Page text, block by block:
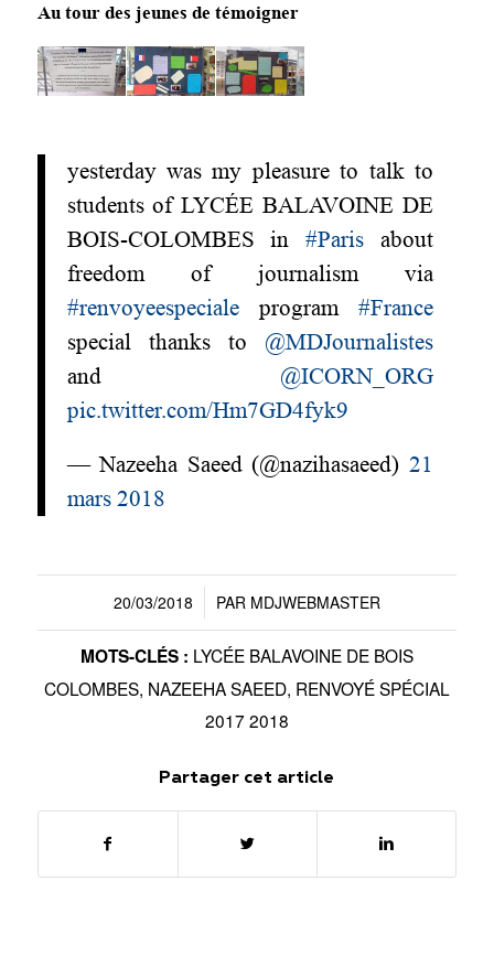
Au tour des jeunes de témoigner
yesterday was my pleasure to talk to
students of LYCÉE BALAVOINE DE
BOIS-COLOMBES in#Paris about
freedom of journalism via
#renvoyeespecialeprogram#France
special thanks to @MDJournalistes
and @ICORN_ORG
pic.twitter.com/Hm7GD4fyk9
— Nazeeha Saeed (@nazihasaeed) 21
mars 2018
20/03/2018
/ PAR MDJWEBMASTER
MOTS-CLÉS : LYCÉE BALAVOINE DE BOIS
COLOMBES, NAZEEHA SAEED, RENVOYÉ SPÉCIAL
2017 2018
Partager cet article